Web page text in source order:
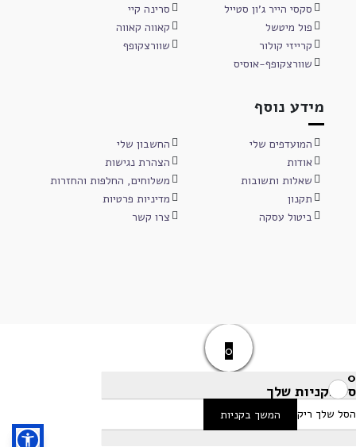
סקסי הייר ג'ון סטייל
סרינה קיי
פול מיטשל
קאווה קאווה
קרייזי קולור
שוורצקופף
שוורצקופף-אוסיס
מידע נוסף
המועדפים שלי
החשבון שלי
אודות
הצהרת נגישות
שאלות ותשובות
משלוחים, החלפות והחזרות
תקנון
מדיניות פרטיות
ביטול עסקה
צרו קשר
0
0
סל הקניות שלך
הסל שלך ריק המשך בקניות